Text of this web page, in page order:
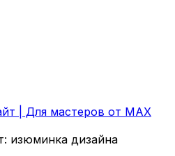
| Для мастеров от MAX
изюминка дизайна